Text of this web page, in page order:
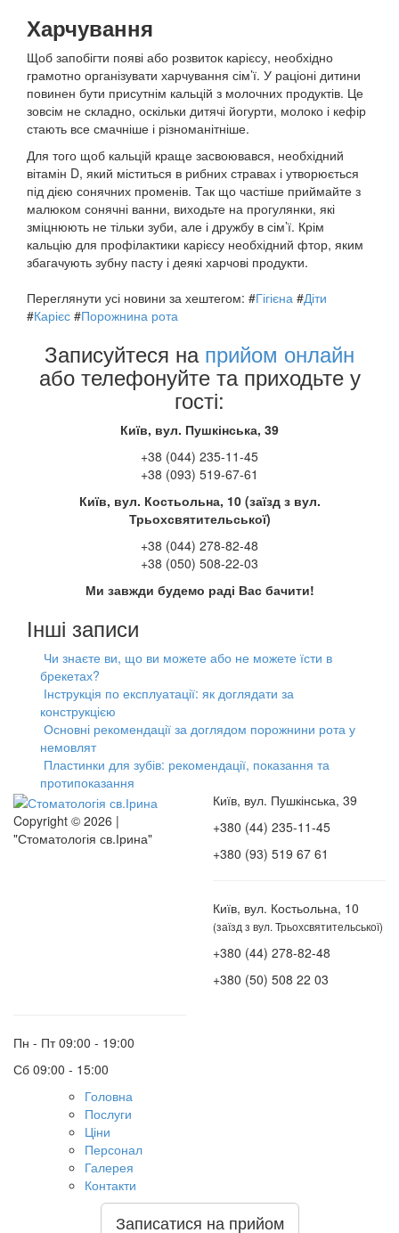
Харчування
Щоб запобігти появі або розвиток карієсу, необхідно
грамотно організувати харчування сім’ї. У раціоні дитини
повинен бути присутнім кальцій з молочних продуктів. Це
зовсім не складно, оскільки дитячі йогурти, молоко і кефір
стають все смачніше і різноманітніше.
Для того щоб кальцій краще засвоювався, необхідний
вітамін D, який міститься в рибних стравах і утворюється
під дією сонячних променів. Так що частіше приймайте з
малюком сонячні ванни, виходьте на прогулянки, які
зміцнюють не тільки зуби, але і дружбу в сім’ї. Крім
кальцію для профілактики карієсу необхідний фтор, яким
збагачують зубну пасту і деякі харчові продукти.
Переглянути усі новини за хештегом: #Гігієна #Діти
#Карієс #Порожнина рота
Записуйтеся на прийом онлайн
або телефонуйте та приходьте у
гості:
Київ, вул. Пушкінська, 39
+38 (044) 235-11-45
+38 (093) 519-67-61
Київ, вул. Костьольна, 10 (заїзд з вул.
Трьохсвятительської)
+38 (044) 278-82-48
+38 (050) 508-22-03
Ми завжди будемо раді Вас бачити!
Інші записи
Чи знаєте ви, що ви можете або не можете їсти в
брекетах?
Інструкція по експлуатації: як доглядати за
конструкцією
Основні рекомендації за доглядом порожнини рота у
немовлят
Пластинки для зубів: рекомендації, показання та
протипоказання
Copyright © 2026 |
"Стоматологія св.Ірина"
Київ, вул. Пушкінська, 39
+380 (44) 235-11-45
+380 (93) 519 67 61
Київ, вул. Костьольна, 10
(заїзд з вул. Трьохсвятительської)
+380 (44) 278-82-48
+380 (50) 508 22 03
Пн - Пт09:00 - 19:00
Сб 09:00 - 15:00
Головна
Послуги
Ціни
Персонал
Галерея
Контакти
Записатися на прийом